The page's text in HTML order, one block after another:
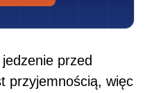
przed
przyjemnością, więc